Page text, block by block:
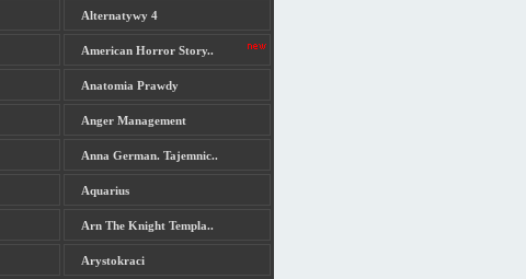
Alternatywy 4
American Horror Story..
Anatomia Prawdy
Anger Management
Anna German. Tajemnic..
Aquarius
Arn The Knight Templa..
Arystokraci